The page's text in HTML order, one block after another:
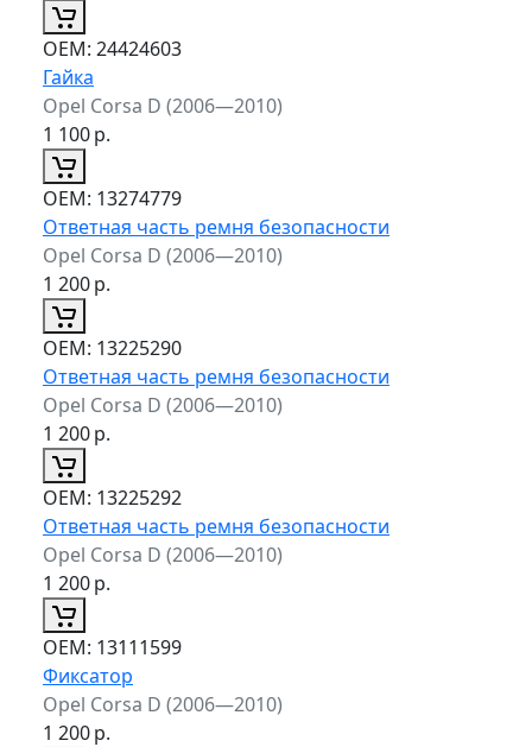
ОЕМ: 24424603
Гайка
Opel Corsa D (2006—2010)
1 100р.
ОЕМ: 13274779
Ответная часть ремня безопасности
Opel Corsa D (2006—2010)
1 200р.
ОЕМ: 13225290
Ответная часть ремня безопасности
Opel Corsa D (2006—2010)
1 200р.
ОЕМ: 13225292
Ответная часть ремня безопасности
Opel Corsa D (2006—2010)
1 200р.
ОЕМ: 13111599
Фиксатор
Opel Corsa D (2006—2010)
1 200р.